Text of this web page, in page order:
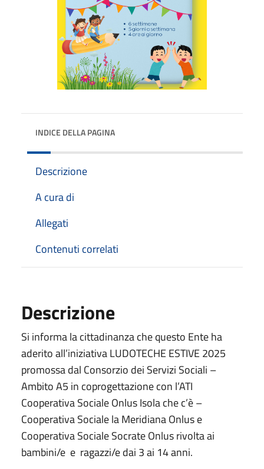
INDICE DELLA PAGINA
Descrizione
A cura di
Allegati
Contenuti correlati
Descrizione
Si informa la cittadinanza che questo Ente ha
aderito all’iniziativa LUDOTECHE ESTIVE 2025
promossa dal Consorzio dei Servizi Sociali –
Ambito A5 in coprogettazione con l’ATI
Cooperativa Sociale Onlus Isola che c’è –
Cooperativa Sociale la Meridiana Onlus e
Cooperativa Sociale Socrate Onlus rivolta ai
bambini/e e ragazzi/e dai 3 ai 14 anni.